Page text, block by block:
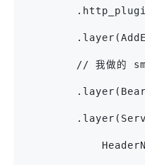
// 我做的